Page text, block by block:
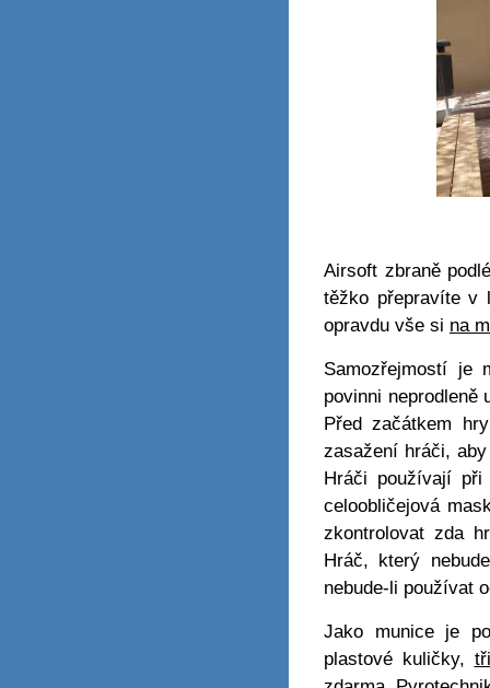
Airsoft zbraně
těžko přepravíte v
opravdu vše si na
Samozřejmostí je
povinni neprodleně
Před začátkem
zasažení hráči,
Hráči používají při
celoobličejová
zkontrolovat zda
Hráč, který
nebude-li používat
Jako munice je
plastové kuličky,